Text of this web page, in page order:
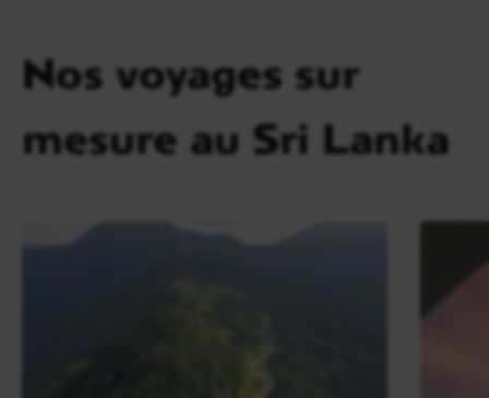
Nos voyages sur
mesure au Sri Lanka